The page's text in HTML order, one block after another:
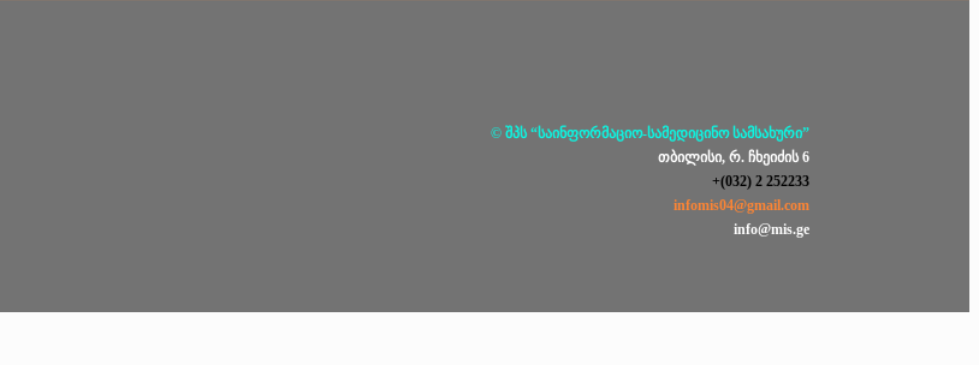
© შპს “საინფორმაციო-სამედიცინო სამსახური”
თბილისი, რ. ჩხეიძის 6
+(032) 2 252233
infomis04@gmail.com
info@mis.ge